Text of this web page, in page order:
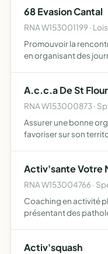
68 Evasion Cantal
RNA W153001199 ·
Promouvoir la
en organisant des
A.c.c.a De St Flour
RNA W153000873 ·
Assurer une bonne
favoriser sur son
cy…
Activ'sante Votre
RNA W153004766 ·
Coaching en activité
présentant des
susceptibles d…
Activ'squash